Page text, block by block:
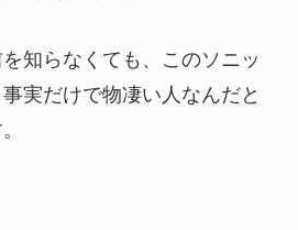
知らなくても、このソニッ
実だけで物凄い人なんだと